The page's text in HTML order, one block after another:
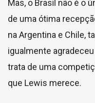
Mas, o Brasil não é o
de uma ótima
na Argentina e Chile,
igualmente
trata de uma
que Lewis merece.